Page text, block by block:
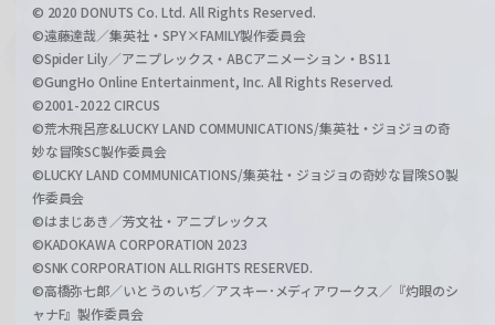
© 2020 DONUTS Co. Ltd. All Rights Reserved.
©遠藤達哉／集英社・SPY×FAMILY製作委員会
©Spider Lily／アニプレックス・ABCアニメーション・BS11
©GungHo Online Entertainment, Inc. All Rights Reserved.
©2001-2022 CIRCUS
©荒木飛呂彦&LUCKY LAND COMMUNICATIONS/集英社・ジョジョの奇
妙な冒険SC製作委員会
©LUCKY LAND COMMUNICATIONS/集英社・ジョジョの奇妙な冒険SO製
作委員会
©はまじあき／芳文社・アニプレックス
©KADOKAWA CORPORATION 2023
©SNK CORPORATION ALL RIGHTS RESERVED.
©高橋弥七郎／いとうのいぢ／アスキー･メディアワークス／『灼眼のシ
ャナF』製作委員会